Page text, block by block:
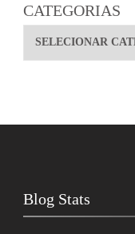
CATEGORIAS
Blog Stats